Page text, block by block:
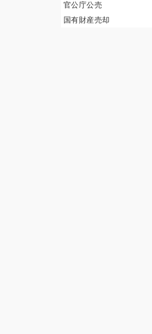
官公庁公売
国有財産売却